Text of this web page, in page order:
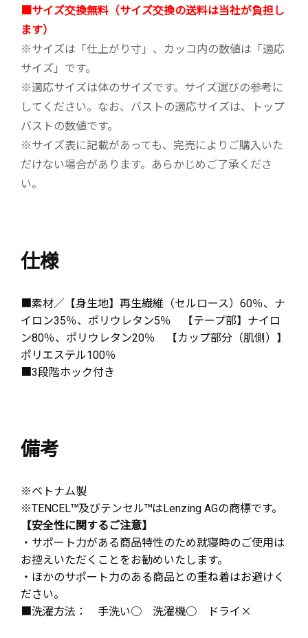
■サイズ交換無料（サイズ交換の送料は当社が負担し
ます）
※サイズは「仕上がり寸」、カッコ内の数値は「適応
サイズ」です。
※適応サイズは体のサイズです。サイズ選びの参考に
してください。なお、バストの適応サイズは、トップ
バストの数値です。
※サイズ表に記載があっても、完売によりご購入いた
だけない場合があります。あらかじめご了承くださ
い。
仕様
■素材／【身生地】再生繊維（セルロース）60％、ナ
イロン35％、ポリウレタン5％ 【テープ部】ナイロ
ン80％、ポリウレタン20％ 【カップ部分（肌側）】
ポリエステル100％
■3段階ホック付き
備考
※ベトナム製
※TENCEL™及びテンセル™はLenzing AGの商標です。
【安全性に関するご注意】
・サポート力がある商品特性のため就寝時のご使用は
お控えいただくことをお勧めいたします。
・ほかのサポート力のある商品との重ね着はお避けく
ださい。
■洗濯方法： 手洗い○ 洗濯機○ ドライ×